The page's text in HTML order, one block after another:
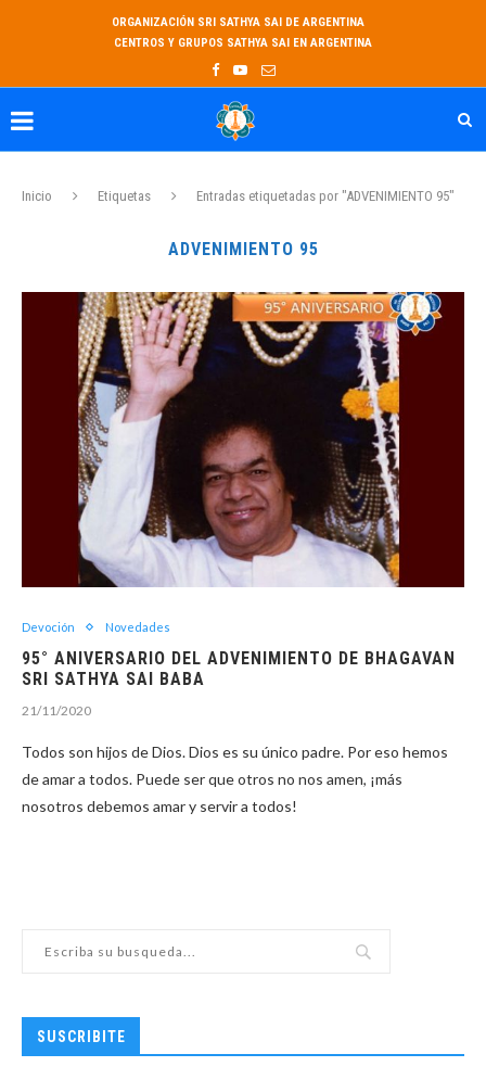
ORGANIZACIÓN SRI SATHYA SAI DE ARGENTINA
CENTROS Y GRUPOS SATHYA SAI EN ARGENTINA
Inicio Etiquetas Entradas etiquetadas por "ADVENIMIENTO 95"
ADVENIMIENTO 95
Devoción Novedades
95° ANIVERSARIO DEL ADVENIMIENTO DE BHAGAVAN
SRI SATHYA SAI BABA
21/11/2020
Todos son hijos de Dios. Dios es su único padre. Por eso hemos
de amar a todos. Puede ser que otros no nos amen, ¡más
nosotros debemos amar y servir a todos!
SUSCRIBITE